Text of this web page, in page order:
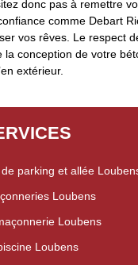
donc pas à remettre
comme Debart
vos rêves. Le respect
la conception de votre
extérieur.
parking et allée
Loubens
Loubens
Loubens